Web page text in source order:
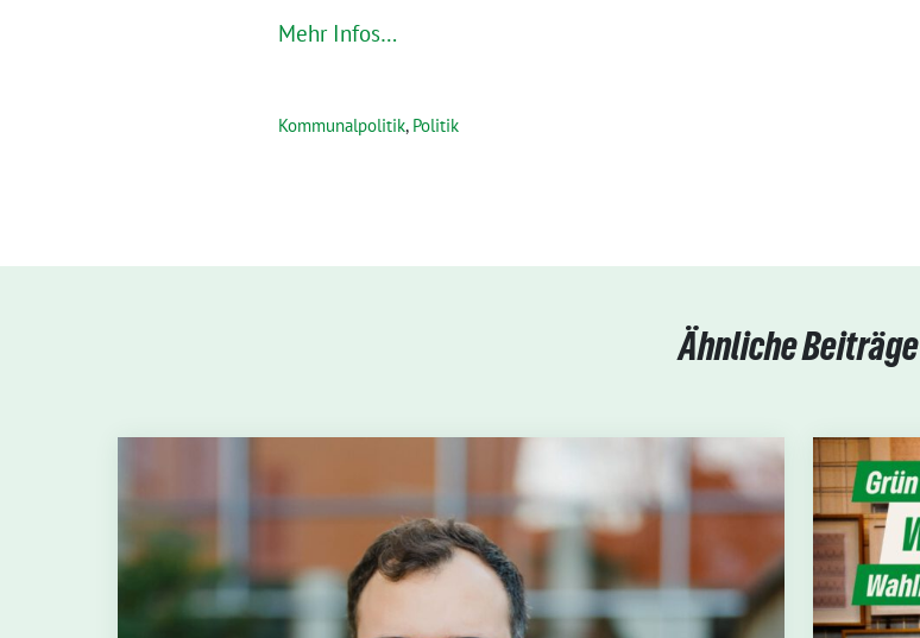
Mehr Infos…
Kommunalpolitik, Politik
Ähnliche Beiträge